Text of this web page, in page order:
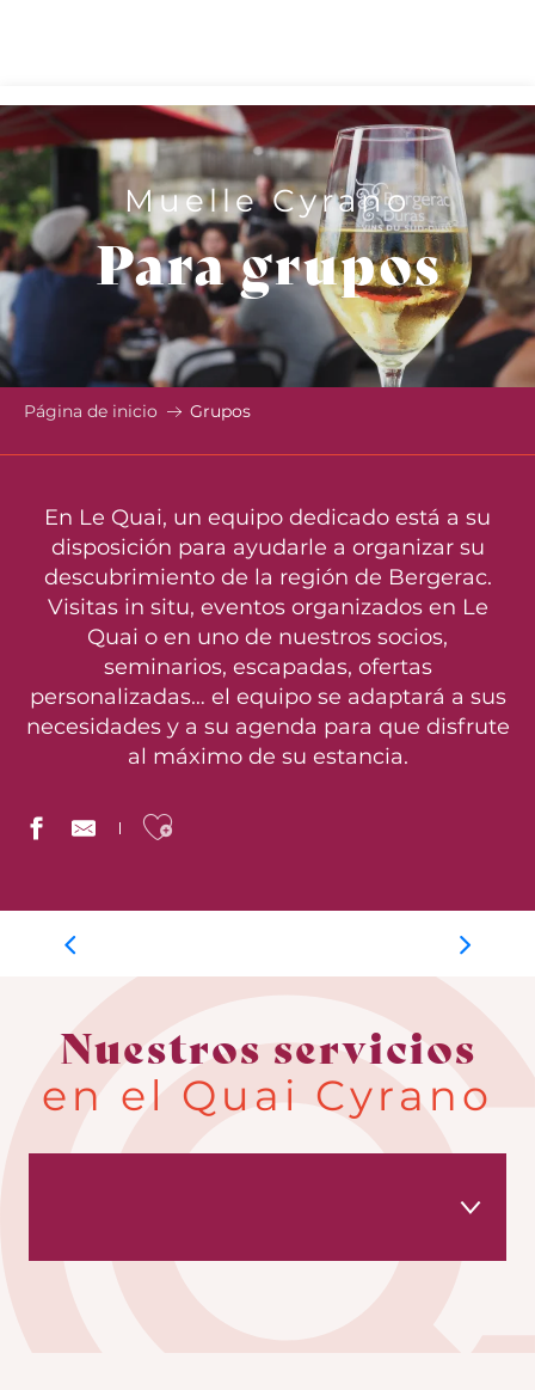
principal
Muelle Cyrano
Para grupos
Página de inicio Grupos
En Le Quai, un equipo dedicado está a su
disposición para ayudarle a organizar su
descubrimiento de la región de Bergerac.
Visitas in situ, eventos organizados en Le
Quai o en uno de nuestros socios,
seminarios, escapadas, ofertas
personalizadas… el equipo se adaptará a sus
necesidades y a su agenda para que disfrute
al máximo de su estancia.
Ajouter aux favoris
Nuestros servicios
en el Quai Cyrano